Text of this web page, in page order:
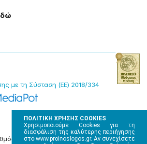
ΠΟΛΙΤΙΚΗ ΧΡΗΣΗΣ COOKIES
Χρησιμοποιούμε Cookies για τη
διασφάλιση της καλύτερης περιήγησης
στο www.proinoslogos.gr. Αν συνεχίσετε
με τη Σύσταση (ΕΕ) 2018/334
Πɩστοποίησης Μ.Η.Τ. 220242